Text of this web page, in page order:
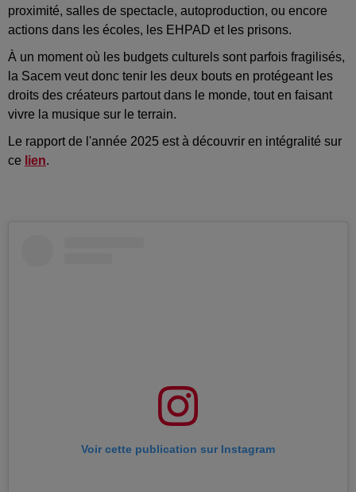
proximité, salles de spectacle, autoproduction, ou encore
actions dans les écoles, les EHPAD et les prisons.
À un moment où les budgets culturels sont parfois fragilisés,
la Sacem veut donc tenir les deux bouts en protégeant les
droits des créateurs partout dans le monde, tout en faisant
vivre la musique sur le terrain.
Le rapport de l'année 2025 est à découvrir en intégralité sur
ce lien.
Voir cette publication sur Instagram